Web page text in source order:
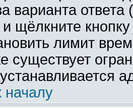
варианта ответа
и щёлкните
лимит
существует
началу